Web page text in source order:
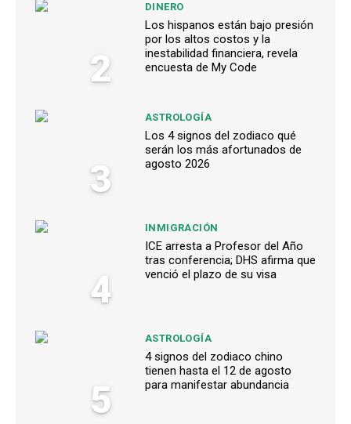
2
DINERO
Los hispanos están bajo presión
por los altos costos y la
inestabilidad financiera, revela
encuesta de My Code
3
ASTROLOGÍA
Los 4 signos del zodiaco qué
serán los más afortunados de
agosto 2026
4
INMIGRACIÓN
ICE arresta a Profesor del Año
tras conferencia; DHS afirma que
venció el plazo de su visa
5
ASTROLOGÍA
4 signos del zodiaco chino
tienen hasta el 12 de agosto
para manifestar abundancia